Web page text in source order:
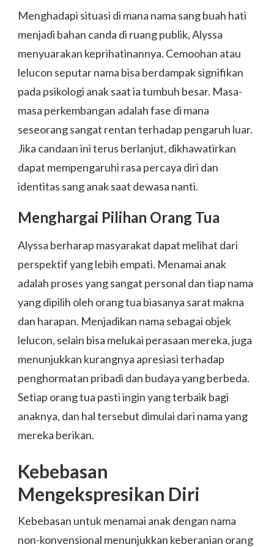
Menghadapi situasi di mana nama sang buah hati
menjadi bahan canda di ruang publik, Alyssa
menyuarakan keprihatinannya. Cemoohan atau
lelucon seputar nama bisa berdampak signifikan
pada psikologi anak saat ia tumbuh besar. Masa-
masa perkembangan adalah fase di mana
seseorang sangat rentan terhadap pengaruh luar.
Jika candaan ini terus berlanjut, dikhawatirkan
dapat mempengaruhi rasa percaya diri dan
identitas sang anak saat dewasa nanti.
Menghargai Pilihan Orang Tua
Alyssa berharap masyarakat dapat melihat dari
perspektif yang lebih empati. Menamai anak
adalah proses yang sangat personal dan tiap nama
yang dipilih oleh orang tua biasanya sarat makna
dan harapan. Menjadikan nama sebagai objek
lelucon, selain bisa melukai perasaan mereka, juga
menunjukkan kurangnya apresiasi terhadap
penghormatan pribadi dan budaya yang berbeda.
Setiap orang tua pasti ingin yang terbaik bagi
anaknya, dan hal tersebut dimulai dari nama yang
mereka berikan.
Kebebasan
Mengekspresikan Diri
Kebebasan untuk menamai anak dengan nama
non-konvensional menunjukkan keberanian orang